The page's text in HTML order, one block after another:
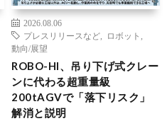
2026.08.06
プレスリリースなど
ロボット
動向/展望
ROBO-HI、吊り下げ式クレー
ンに代わる超重量級
200tAGVで「落下リスク」
解消と説明